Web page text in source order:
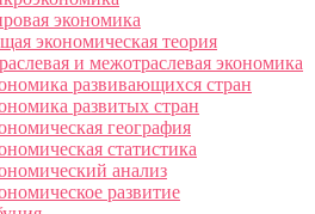
экономика
экономическая теория
и межотраслевая экономика
развивающихся стран
развитых стран
география
статистика
анализ
развитие